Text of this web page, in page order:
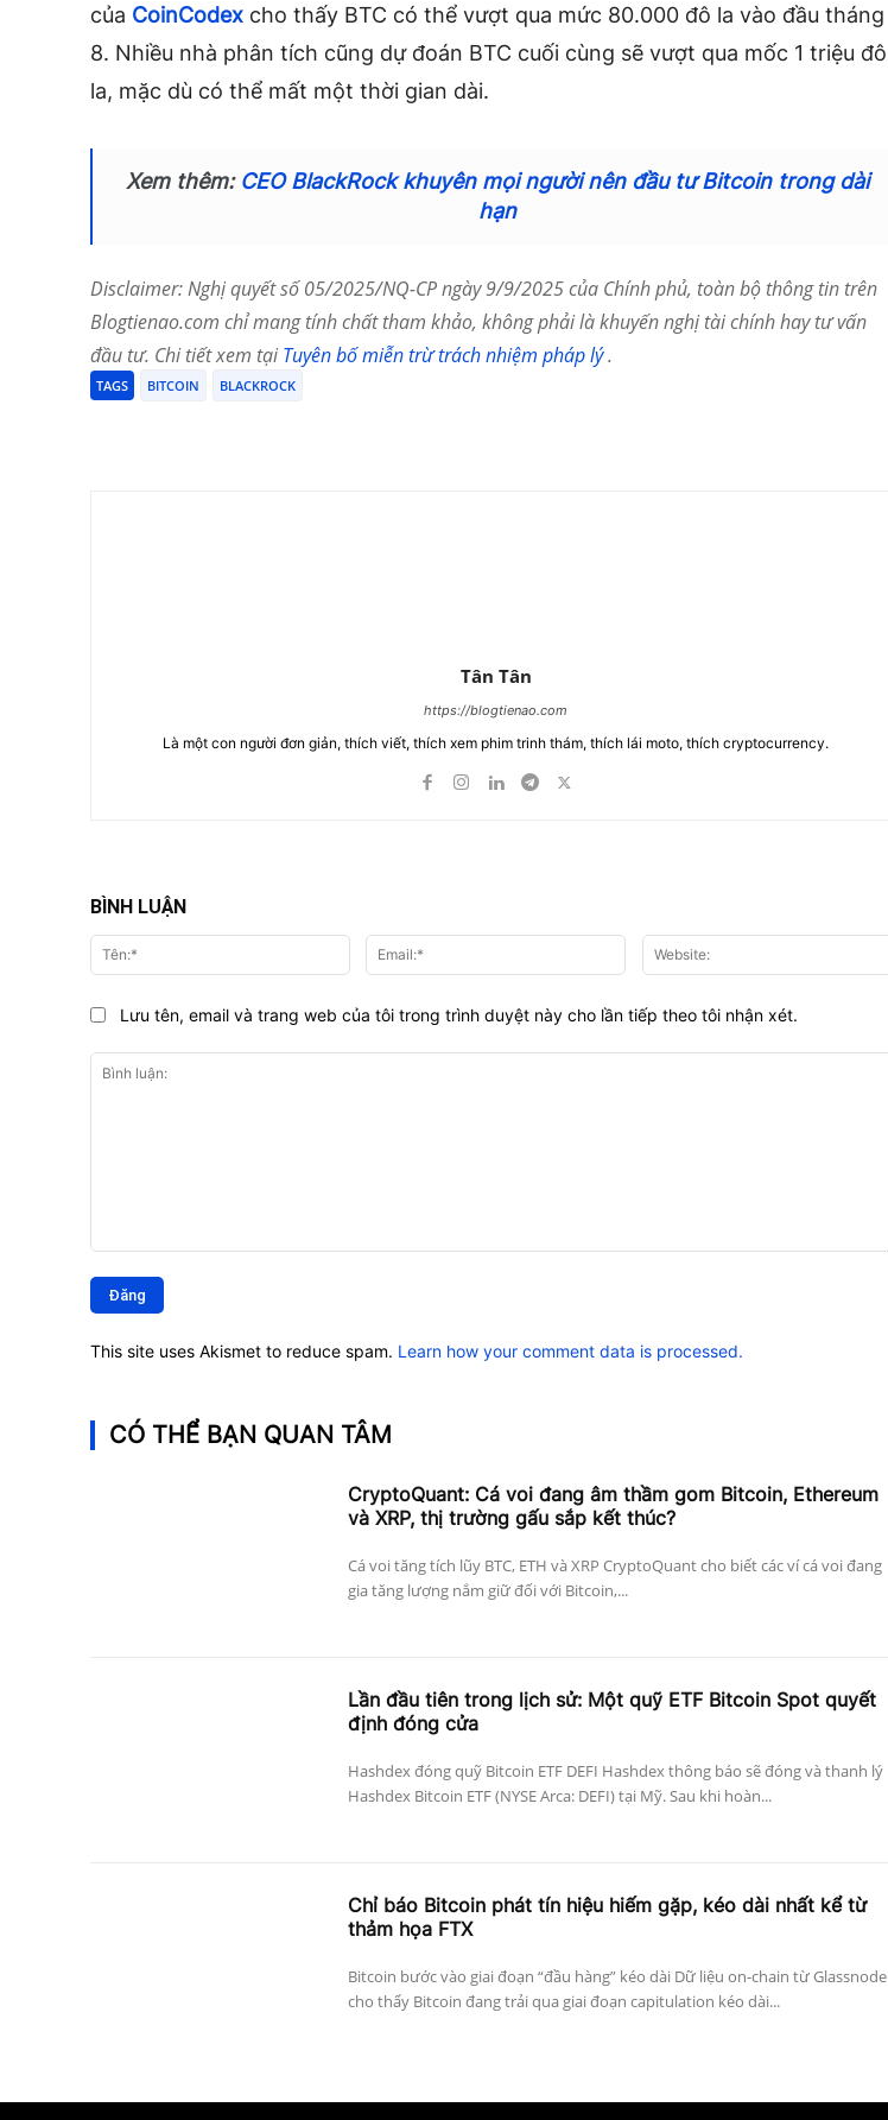
của CoinCodex cho thấy BTC có thể vượt qua mức 80.000 đô la vào đầu tháng
8. Nhiều nhà phân tích cũng dự đoán BTC cuối cùng sẽ vượt qua mốc 1 triệu đô
la, mặc dù có thể mất một thời gian dài.
Xem thêm: CEO BlackRock khuyên mọi người nên đầu tư Bitcoin trong dài
hạn
Disclaimer: Nghị quyết số 05/2025/NQ-CP ngày 9/9/2025 của Chính phủ, toàn bộ thông tin trên
Blogtienao.com chỉ mang tính chất tham khảo, không phải là khuyến nghị tài chính hay tư vấn
đầu tư. Chi tiết xem tạiTuyên bố miễn trừ trách nhiệm pháp lý.
TAGS BITCOIN BLACKROCK
Tân Tân
https://blogtienao.com
Là một con người đơn giản, thích viết, thích xem phim trinh thám, thích lái moto, thích cryptocurrency.
BÌNH LUẬN
luận:
Tên:* Email:*
Lưu tên, email và trang web của tôi trong trình duyệt này cho lần tiếp theo tôi nhận xét.
This site uses Akismet to reduce spam. Learn how your comment data is processed.
CÓ THỂ BẠN QUAN TÂM
CryptoQuant: Cá voi đang âm thầm gom Bitcoin, Ethereum
và XRP, thị trường gấu sắp kết thúc?
Cá voi tăng tích lũy BTC, ETH và XRP CryptoQuant cho biết các ví cá voi đang
gia tăng lượng nắm giữ đối với Bitcoin,...
Lần đầu tiên trong lịch sử: Một quỹ ETF Bitcoin Spot quyết
định đóng cửa
Hashdex đóng quỹ Bitcoin ETF DEFI Hashdex thông báo sẽ đóng và thanh lý
Hashdex Bitcoin ETF (NYSE Arca: DEFI) tại Mỹ. Sau khi hoàn...
Chỉ báo Bitcoin phát tín hiệu hiếm gặp, kéo dài nhất kể từ
thảm họa FTX
Bitcoin bước vào giai đoạn “đầu hàng” kéo dài Dữ liệu on-chain từ Glassnode
cho thấy Bitcoin đang trải qua giai đoạn capitulation kéo dài...